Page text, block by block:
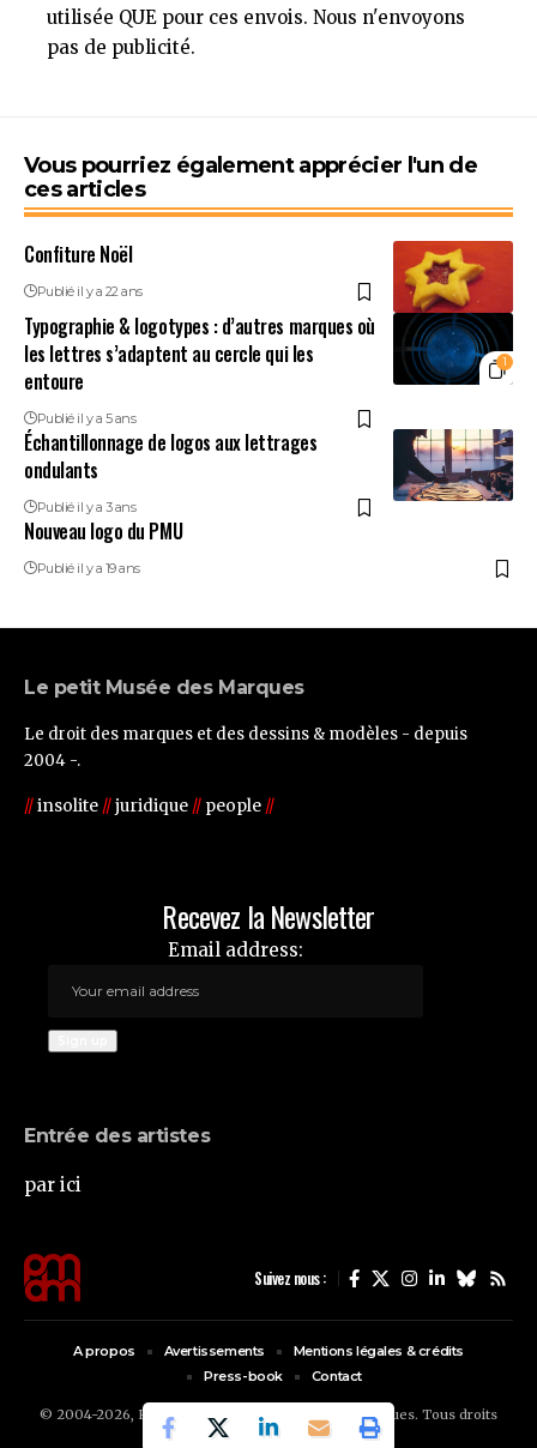
utilisée QUE pour ces envois. Nous n'envoyons
pas de publicité.
Vous pourriez également apprécier l'un de
ces articles
Confiture Noël
Publié il y a 22 ans
1
Typographie & logotypes : d’autres marques où
les lettres s’adaptent au cercle qui les
entoure
Publié il y a 5 ans
Échantillonnage de logos aux lettrages
ondulants
Publié il y a 3 ans
Nouveau logo du PMU
Publié il y a 19 ans
Le petit Musée des Marques
Le droit des marques et des dessins & modèles - depuis
2004 -.
//insolite //juridique // people //
Recevez la Newsletter
Email address:
Entrée des artistes
par ici
Suivez nous :
© 2004-2026, FG - PMDM : le petit Musée des Marques. Tous droits
réservés.
A propos Avertissements
Mentions légales & crédits
Press-book
Contact